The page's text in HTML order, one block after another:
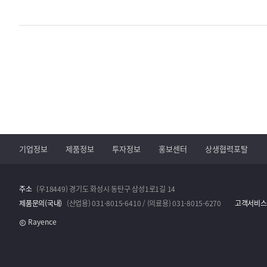
기업정보 제품정보 투자정보 홍보센터 상생협력포탈
주소 (우18449) 경기도 화성시 동탄구 삼성1로1길 14
제품문의(국내) (산업용) 031-8015-6410 / (의료용) 031-8015-6270 고객서비스
Rayence